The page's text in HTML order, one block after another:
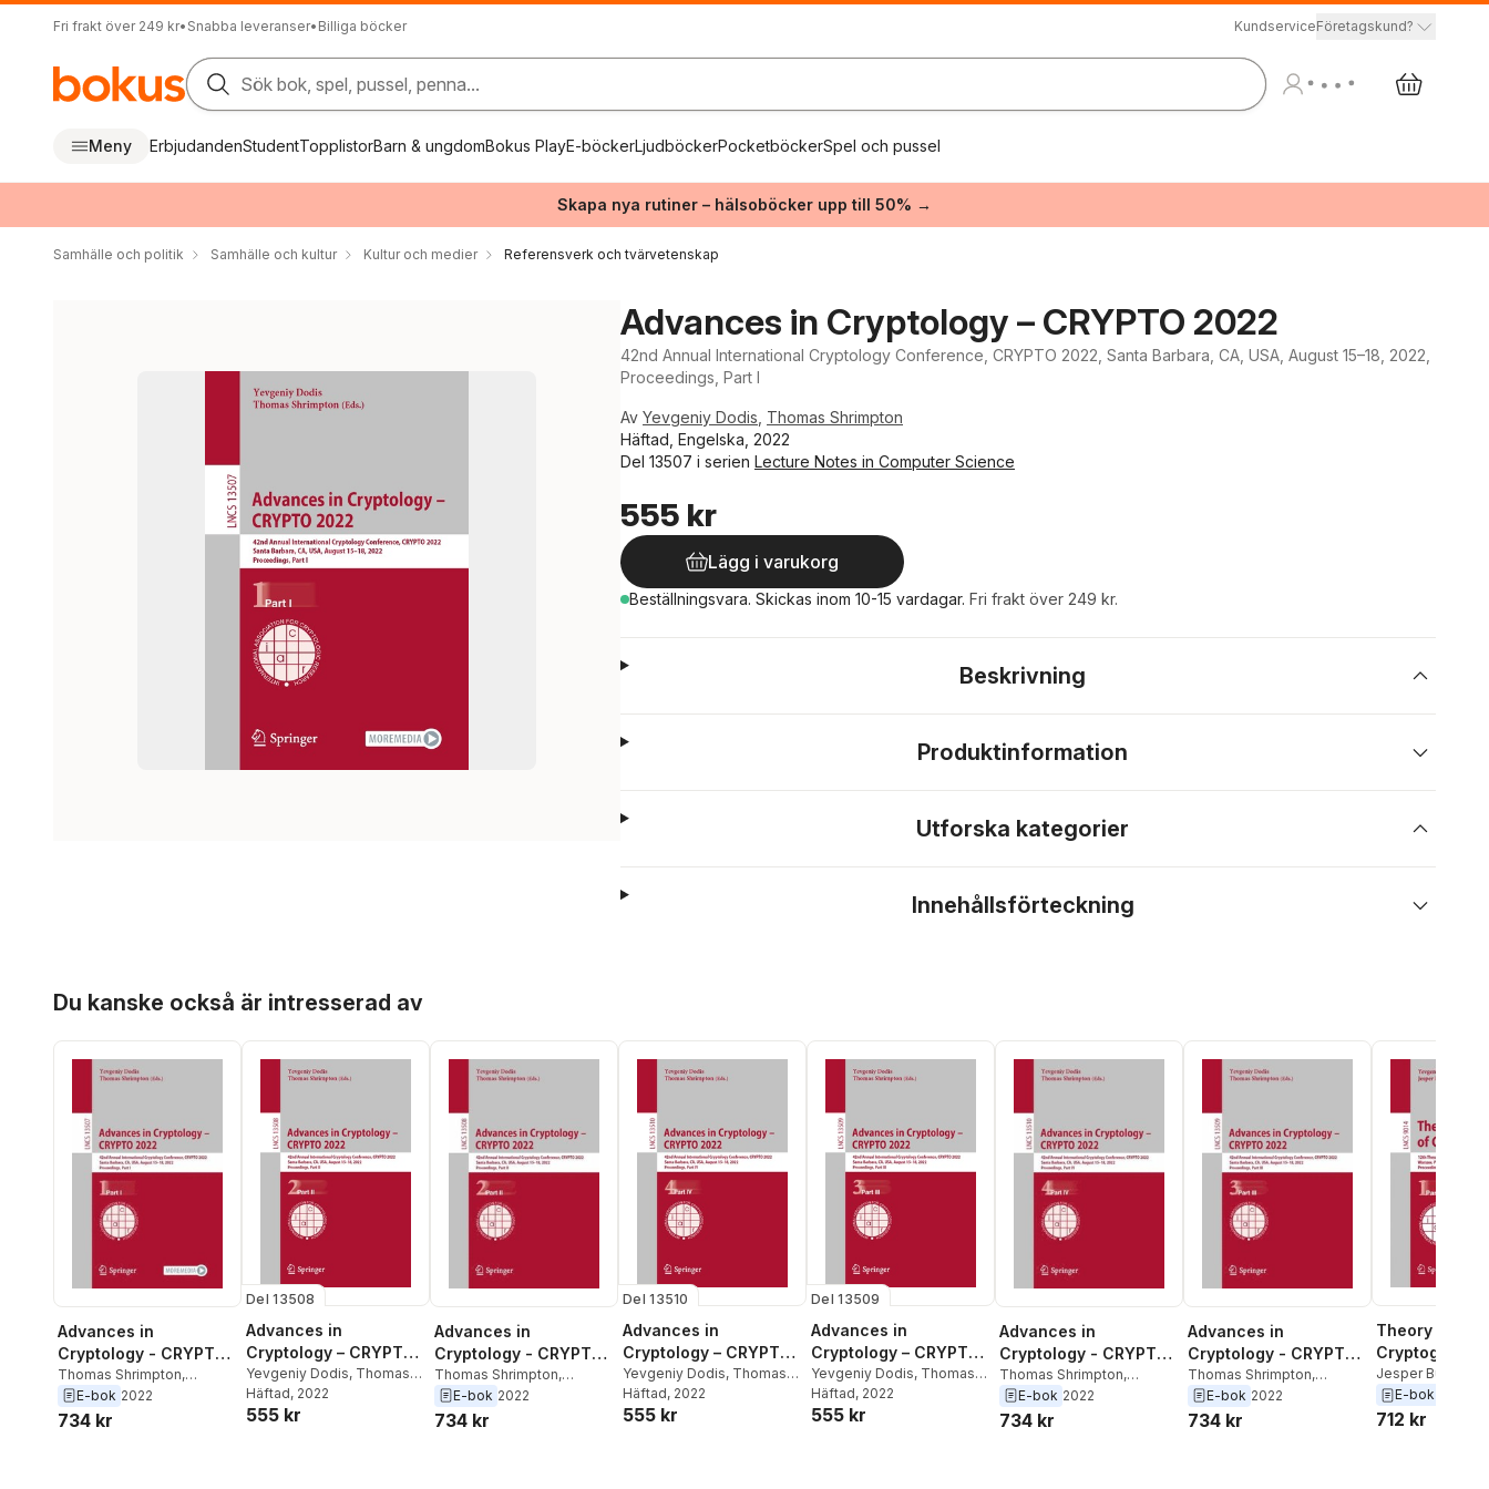
Fri frakt över 249 kr• Snabba leveranser• Billiga böcker KundserviceFöretagskund?
Sök bok, spel, pussel, penna...
Meny ErbjudandenStudentTopplistorBarn & ungdomBokus PlayE-böckerLjudböckerPocketböckerSpel och pussel
Skapa nya rutiner – hälsoböcker upp till 50% →
Samhälle och politik Samhälle och kultur Kultur och medier Referensverk och tvärvetenskap
Advances in Cryptology – CRYPTO 2022
42nd Annual International Cryptology Conference, CRYPTO 2022, Santa Barbara, CA, USA, August 15–18, 2022,
Proceedings, Part I
Av Yevgeniy Dodis Thomas Shrimpton
Häftad, Engelska, 2022
Del 13507 i serien Lecture Notes in Computer Science
555 kr
Lägg i varukorg
Beställningsvara. Skickas inom 10-15 vardagar. Fri frakt över 249 kr.
Beskrivning
Produktinformation
Utforska kategorier
Innehållsförteckning
Du kanske också är intresserad av
Advances in
Cryptology - CRYPTO
2022
Thomas Shrimpton,
Yevgeniy Dodis
E-bok 2022
734 kr
Del 13508
Advances in
Cryptology – CRYPTO
2022
Yevgeniy Dodis, Thomas
Shrimpton
Häftad, 2022
555 kr
Advances in
Cryptology - CRYPTO
2022
Thomas Shrimpton,
Yevgeniy Dodis
E-bok 2022
734 kr
Del 13510
Advances in
Cryptology – CRYPTO
2022
Yevgeniy Dodis, Thomas
Shrimpton
Häftad, 2022
555 kr
Del 13509
Advances in
Cryptology – CRYPTO
2022
Yevgeniy Dodis, Thomas
Shrimpton
Häftad, 2022
555 kr
Advances in
Cryptology - CRYPTO
2022
Thomas Shrimpton,
Yevgeniy Dodis
E-bok 2022
734 kr
Advances in
Cryptology - CRYPTO
2022
Thomas Shrimpton,
Yevgeniy Dodis
E-bok 2022
734 kr
Theory of
Cryptography
Jesper Buus
Yevgeniy Dodis
E-bok
712 kr